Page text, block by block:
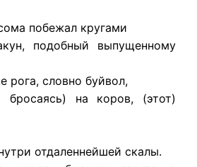
побежал кругами
подобный выпущенному
рога, словно буйвол,
на коров, (этот)
отдаленнейшей скалы.